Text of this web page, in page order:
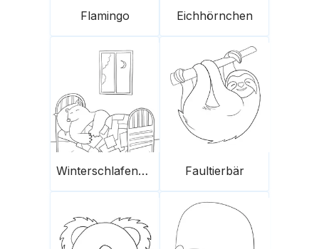
Flamingo Eichhörnchen
Winterschlafender Bär Faultierbär